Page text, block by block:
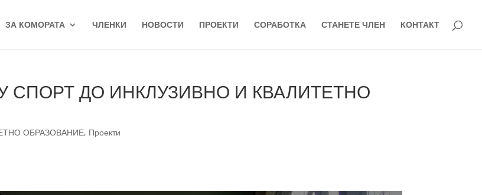
ЗА КОМОРАТА ЧЛЕНКИ НОВОСТИ ПРОЕКТИ СОРАБОТКА СТАНЕТЕ ЧЛЕН КОНТАКТ
СПОРТ ДО ИНКЛУЗИВНО И КВАЛИТЕТНО
ОБРАЗОВАНИЕ, Проекти